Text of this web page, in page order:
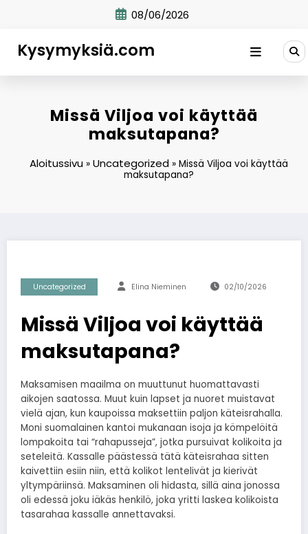
08/06/2026
Kysymyksiä.com
Missä Viljoa voi käyttää
maksutapana?
Aloitussivu» Uncategorized» Missä Viljoa voi käyttää
maksutapana?
Uncategorized Elina Nieminen 02/10/2026
Missä Viljoa voi käyttää
maksutapana?
Maksamisen maailma on muuttunut huomattavasti
aikojen saatossa. Muut kuin lapset ja nuoret muistavat
vielä ajan, kun kaupoissa maksettiin paljon käteisrahalla.
Moni suomalainen kantoi mukanaan isoja ja kömpelöitä
lompakoita tai “rahapusseja”, jotka pursuivat kolikoita ja
seteleitä. Kassalle päästessä tätä käteisrahaa sitten
kaivettiin esiin niin, että kolikot lentelivät ja kierivät
yltympäriinsä. Maksaminen oli hidasta, sillä aina jonossa
oli edessä joku iäkäs henkilö, joka yritti laskea kolikoista
tasarahaa kassalle annettavaksi.